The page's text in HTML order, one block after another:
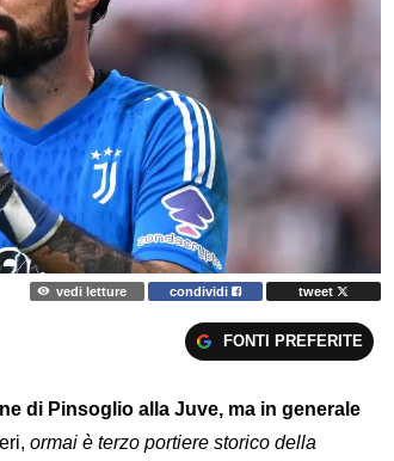
vedi letture condividi
tweet
FONTI PREFERITE
di Pinsoglio alla Juve, ma in generale
ormai è terzo portiere storico della